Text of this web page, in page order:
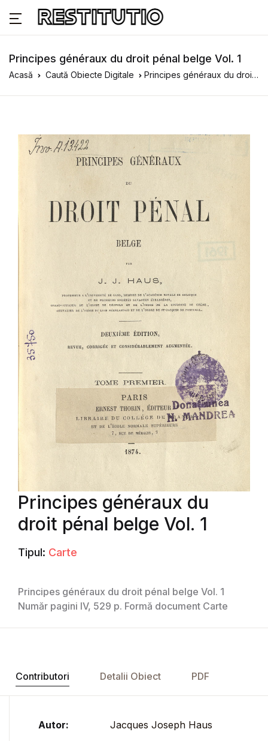
Principes généraux du droit pénal belge Vol. 1
Acasă Caută Obiecte Digitale Principes généraux du droit pénal belge Vol. 1
Principes généraux du
droit pénal belge Vol. 1
Tipul: Carte
Principes généraux du droit pénal belge Vol. 1
Număr pagini IV, 529 p. Formă document Carte
Contributori Detalii Obiect PDF
Autor: Jacques Joseph Haus